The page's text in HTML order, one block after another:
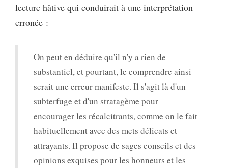
lecture hâtive qui conduirait à une interprétation
erronée :
On peut en déduire qu'il n'y a rien de
substantiel, et pourtant, le comprendre ainsi
serait une erreur manifeste. Il s'agit là d'un
subterfuge et d'un stratagème pour
encourager les récalcitrants, comme on le fait
habituellement avec des mets délicats et
attrayants. Il propose de sages conseils et des
opinions exquises pour les honneurs et les